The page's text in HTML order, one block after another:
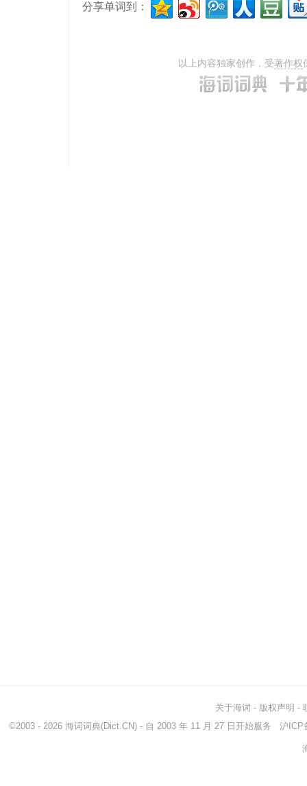
分享单词到：
以上内容独家创作，受著作权
关于海词 - 版权声明 -
©2003 - 2026 海词词典(Dict.CN) - 自 2003 年 11 月 27 日开始服务 沪ICP